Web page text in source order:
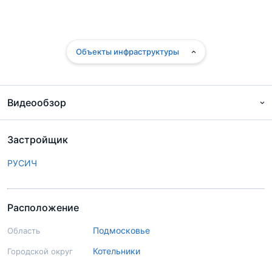
Видеообзор
Застройщик
РУСИЧ
Расположение
Область Подмосковье
Городской округ Котельники
Объекты инфраструктуры